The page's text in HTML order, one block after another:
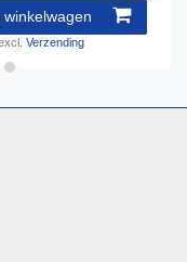
Verzending